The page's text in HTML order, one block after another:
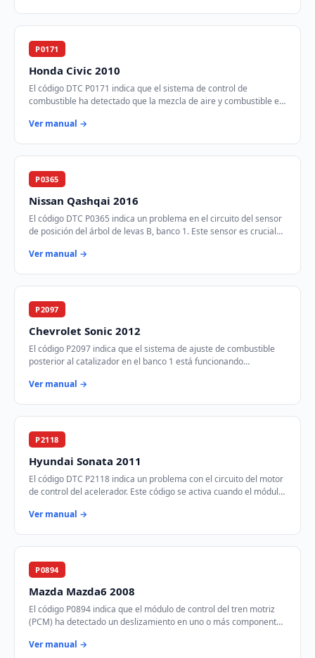
P0171
Honda Civic 2010
El código DTC P0171 indica que el sistema de control de
combustible ha detectado que la mezcla de aire y combustible es
Ver manual →
P0365
Nissan Qashqai 2016
El código DTC P0365 indica un problema en el circuito del sensor
de posición del árbol de levas B, banco 1. Este sensor es crucial
Ver manual →
P2097
Chevrolet Sonic 2012
El código P2097 indica que el sistema de ajuste de combustible
posterior al catalizador en el banco 1 está funcionando
Ver manual →
P2118
Hyundai Sonata 2011
El código DTC P2118 indica un problema con el circuito del motor
de control del acelerador. Este código se activa cuando el módulo
Ver manual →
P0894
Mazda Mazda6 2008
El código P0894 indica que el módulo de control del tren motriz
(PCM) ha detectado un deslizamiento en uno o más componentes
Ver manual →